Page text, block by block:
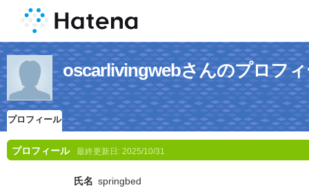
oscarlivingwebさんのプロフ
プロフィール
プロフィール 最終更新日: 2025/10/31
氏名 springbed